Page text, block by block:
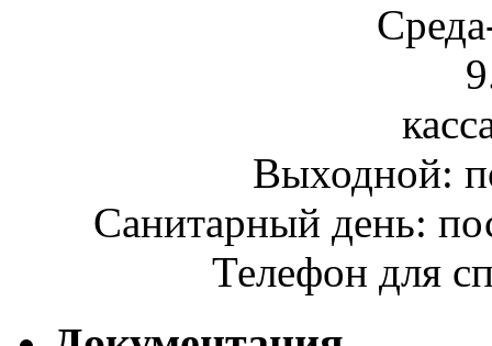
Выходной:
Санитарный день:
Телефон для